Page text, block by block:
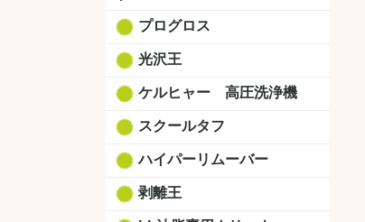
プログロス
光沢王
ケルヒャー 高圧洗浄機
スクールタフ
ハイパーリムーバー
剥離王